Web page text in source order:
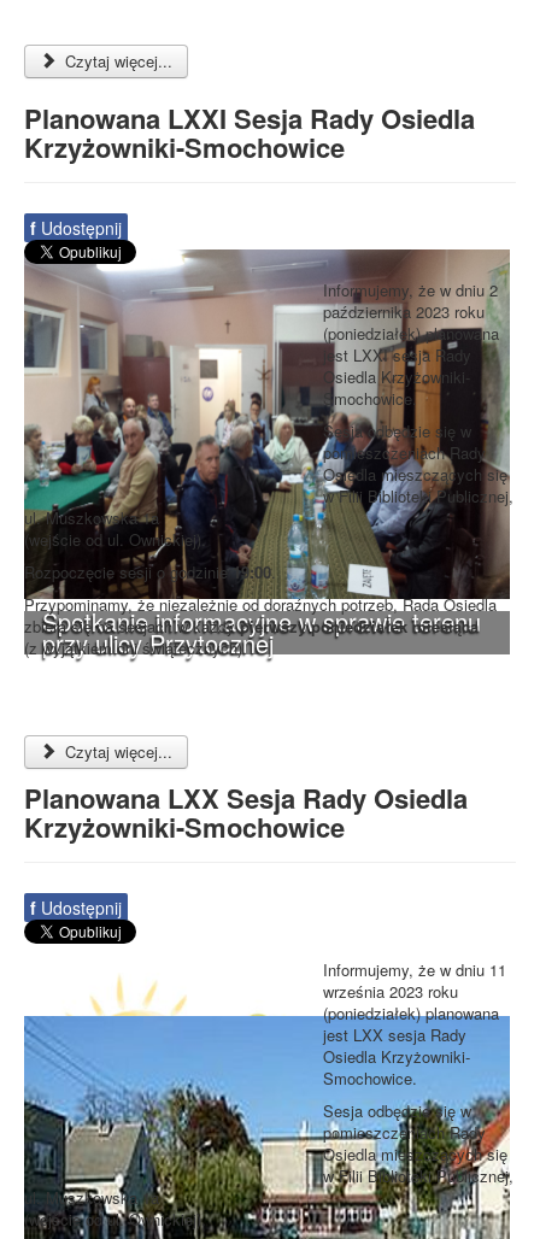
Spotkanie informacyjne w sprawie terenu
przy ulicy Przytocznej
Czytaj więcej...
Planowana LXXI Sesja Rady Osiedla
Krzyżowniki-Smochowice
f Udostępnij
Informujemy, że w dniu 2
października 2023 roku
(poniedziałek) planowana
jest LXXI sesja Rady
Osiedla Krzyżowniki-
Smochowice.
Sesja odbędzie się w
pomieszczeniach Rady
Osiedla mieszczących się
w Filii Biblioteki Publicznej,
ul. Muszkowska 1a
(wejście od ul. Ownickiej).
Rozpoczęcie sesji o godzinie19:00.
Przypominamy, że niezależnie od doraźnych potrzeb, Rada Osiedla
zbiera się na sesjach w każdypierwszy poniedziałek miesiąca
(z wyjątkiem dni świątecznych).
Czytaj więcej...
Planowana LXX Sesja Rady Osiedla
Krzyżowniki-Smochowice
f Udostępnij
Informujemy, że w dniu 11
września 2023 roku
(poniedziałek) planowana
jest LXX sesja Rady
Osiedla Krzyżowniki-
Smochowice.
Sesja odbędzie się w
pomieszczeniach Rady
Osiedla mieszczących się
w Filii Biblioteki Publicznej,
ul. Muszkowska 1a
(wejście od ul. Ownickiej).